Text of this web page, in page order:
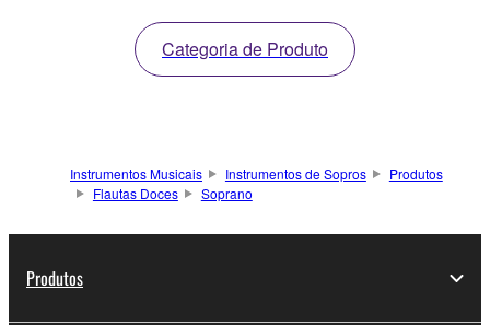
Categoria de Produto
Instrumentos Musicais Instrumentos de Sopros
Produtos
Flautas Doces
Soprano
Produtos